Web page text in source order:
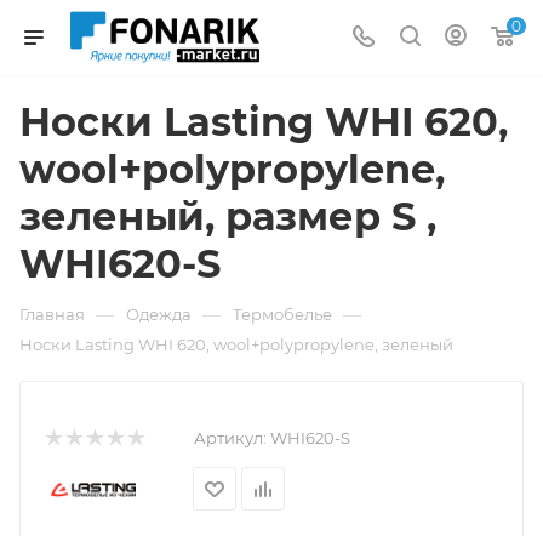
0
Носки Lasting WHI 620,
wool+polypropylene,
зеленый, размер S ,
WHI620-S
Главная — Одежда — Термобелье —
Носки Lasting WHI 620, wool+polypropylene, зеленый
Артикул: WHI620-S